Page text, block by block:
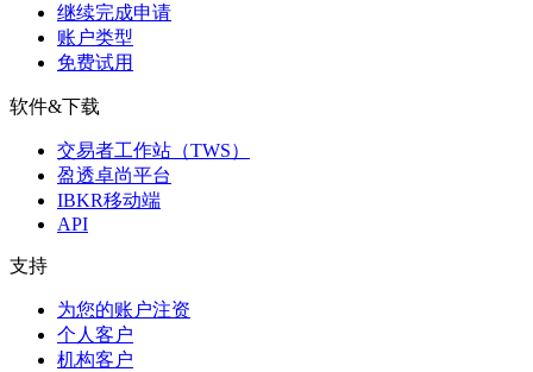
继续完成申请
账户类型
免费试用
软件&下载
交易者工作站（TWS）
盈透卓尚平台
IBKR移动端
API
支持
为您的账户注资
个人客户
机构客户